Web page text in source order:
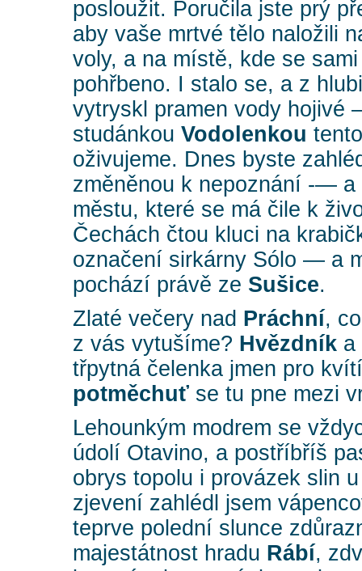
posloužit. Poručila jste prý
aby vaše mrtvé tělo naložili
voly, a na místě, kde se
pohřbeno. I stalo se, a z
vytryskl pramen vody hojivé
studánkou Vodolenkou
oživujeme. Dnes byste
změněnou k nepoznání -— a
městu, které se má čile k
Čechách čtou kluci na
označení sirkárny Sólo — a
pochází právě ze Sušice.
Zlaté večery nad Práchní,
z vás vytušíme? Hvězdník a
třpytná čelenka jmen pro
potměchuť se tu pne mezi
Lehounkým modrem se
údolí Otavino, a postříbříš
obrys topolu i provázek slin
zjevení zahlédl jsem
teprve polední slunce
majestátnost hradu Rábí,